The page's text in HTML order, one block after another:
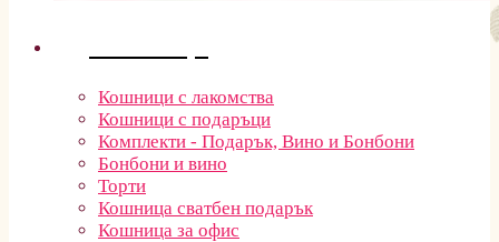
Кошници с лакомства
Кошници с подаръци
Комплекти - Подарък, Вино и Бонбони
Бонбони и вино
Торти
Кошница сватбен подарък
Кошница за офис